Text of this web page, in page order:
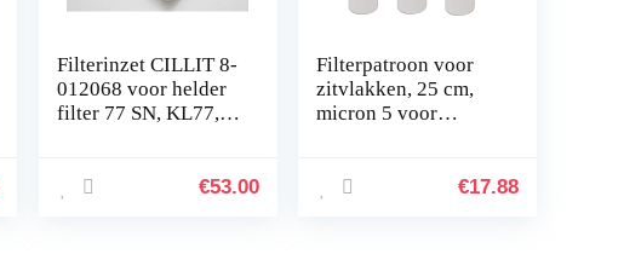
Filterinzet CILLIT 8-
012068 voor helder
filter 77 SN, KL77,
3/4″ tot 1 1/4″
€53.00
Filterpatroon voor
zitvlakken, 25 cm,
micron 5 voor
€17.88